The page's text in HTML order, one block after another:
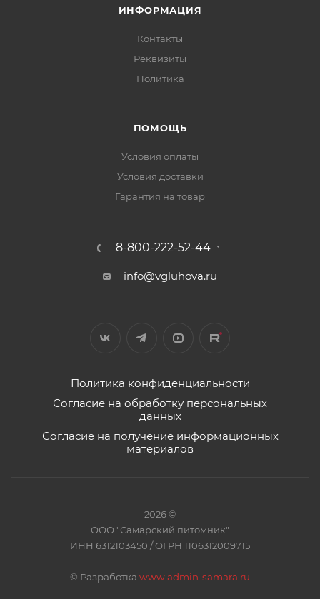
ИНФОРМАЦИЯ
Контакты
Реквизиты
Политика
ПОМОЩЬ
Условия оплаты
Условия доставки
Гарантия на товар
8-800-222-52-44
info@vgluhova.ru
Политика конфиденциальности
Согласие на обработку персональных
данных
Согласие на получение информационных
материалов
2026 ©
ООО "Самарский питомник"
ИНН 6312103450 / ОГРН 1106312009715
© Разработка www.admin-samara.ru